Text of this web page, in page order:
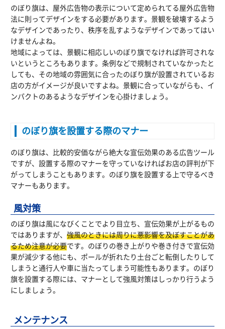
のぼり旗は、屋外広告物の表示について定められてる屋外広告物
法に則ってデザインをする必要があります。景観を破壊するよう
なデザインであったり、秩序を乱すようなデザインであってはい
けませんよね。
地域によっては、景観に相応しいのぼり旗でなければ許可されな
いというところもあります。条例などで規制されていなかったと
しても、その地域の雰囲気に合ったのぼり旗が設置されているお
店の方がイメージが良いですよね。景観に合っていながらも、イ
ンパクトのあるようなデザインを心掛けましょう。
のぼり旗を設置する際のマナー
のぼり旗は、比較的安価ながら絶大な宣伝効果のある広告ツール
ですが、設置する際のマナーを守っていなければお店の評判が下
がってしまうこともあります。のぼり旗を設置する上で守るべき
マナーもあります。
風対策
のぼり旗は風になびくことでより目立ち、宣伝効果が上がるもの
ではありますが、 強風のときには周りに悪影響を及ぼすことがあ
るため注意が必要です。のぼりの巻き上がりや巻き付きで宣伝効
果が減少する他にも、ポールが折れたり土台ごと転倒したりして
しまうと通行人や車に当たってしまう可能性もあります。のぼり
旗を設置する際には、マナーとして強風対策はしっかり行うよう
にしましょう。
メンテナンス